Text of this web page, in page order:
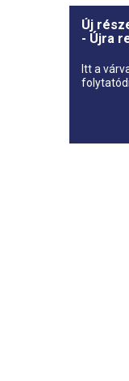
Új
- Újra
Itt a